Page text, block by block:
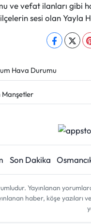
ve vefat ilanları gibi
sesi olan Yayla
Hava Durumu
Manşetler
Son Dakika
Yayınlanan
haber, köşe